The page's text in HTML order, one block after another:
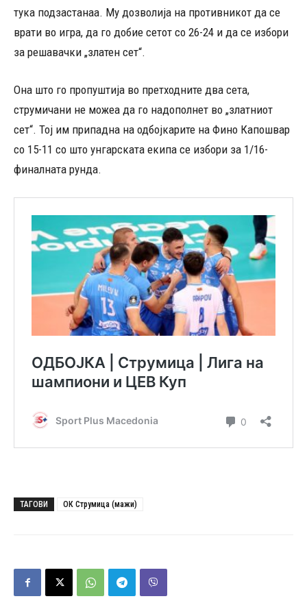
тука подзастанаа. Му дозволија на противникот да се
врати во игра, да го добие сетот со 26-24 и да се избори
за решавачки „златен сет“.
Она што го пропуштија во претходните два сета,
струмичани не можеа да го надополнет во „златниот
сет“. Тој им припадна на одбојкарите на Фино Капошвар
со 15-11 со што унгарската екипа се избори за 1/16-
финалната рунда.
ТАГОВИ ОК Струмица (мажи)